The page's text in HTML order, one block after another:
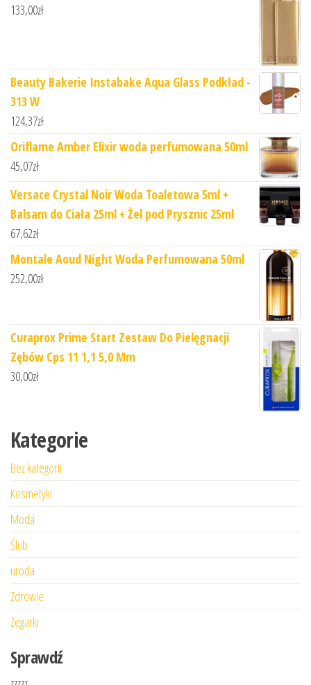
133,00zł
Beauty Bakerie Instabake Aqua Glass Podkład -
313 W
124,37zł
Oriflame Amber Elixir woda perfumowana 50ml
45,07zł
Versace Crystal Noir Woda Toaletowa 5ml +
Balsam do Ciała 25ml + Żel pod Prysznic 25ml
67,62zł
Montale Aoud Night Woda Perfumowana 50ml
252,00zł
Curaprox Prime Start Zestaw Do Pielęgnacji
Zębów Cps 11 1,1 5,0 Mm
30,00zł
Kategorie
Bez kategorii
Kosmetyki
Moda
Ślub
uroda
Zdrowie
Zegarki
Sprawdź